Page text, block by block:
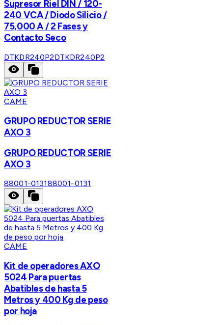
Supresor Riel DIN / 120-
240 VCA / Diodo Silicio /
75,000 A / 2 Fases y
Contacto Seco
DTKDR240P2DTKDR240P2
CAME
GRUPO REDUCTOR SERIE
AXO 3
GRUPO REDUCTOR SERIE
AXO 3
88001-013188001-0131
CAME
Kit de operadores AXO
5024 Para puertas
Abatibles de hasta 5
Metros y 400 Kg de peso
por hoja